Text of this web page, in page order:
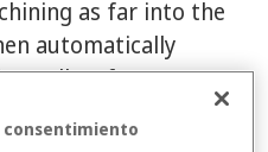
as far into the
automatically
to allow for
consentimiento